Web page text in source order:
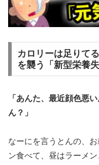
カロリーは足りて
を襲う「新型栄養
「あんた、最近顔色悪
ん？」
なーにを言うとんの、
ン食べて、昼はラーメ